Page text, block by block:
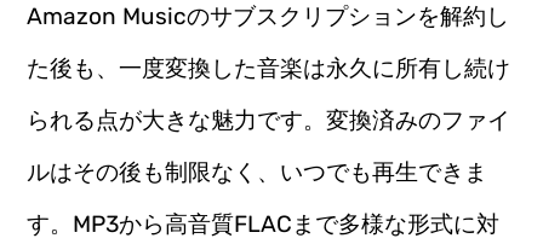
Amazon Musicのサブスクリプションを解約し
た後も、一度変換した音楽は永久に所有し続け
られる点が大きな魅力です。変換済みのファイ
ルはその後も制限なく、いつでも再生できま
す。MP3から高音質FLACまで多様な形式に対